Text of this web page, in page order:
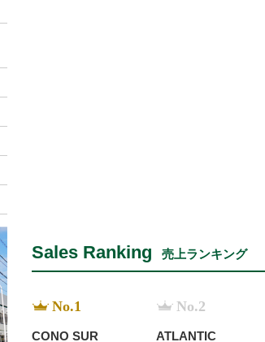
Sales Ranking 売上ランキング
No.1
CONO SUR
No.2
ATLANTIC